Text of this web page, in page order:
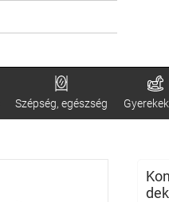
Szépség, egészség